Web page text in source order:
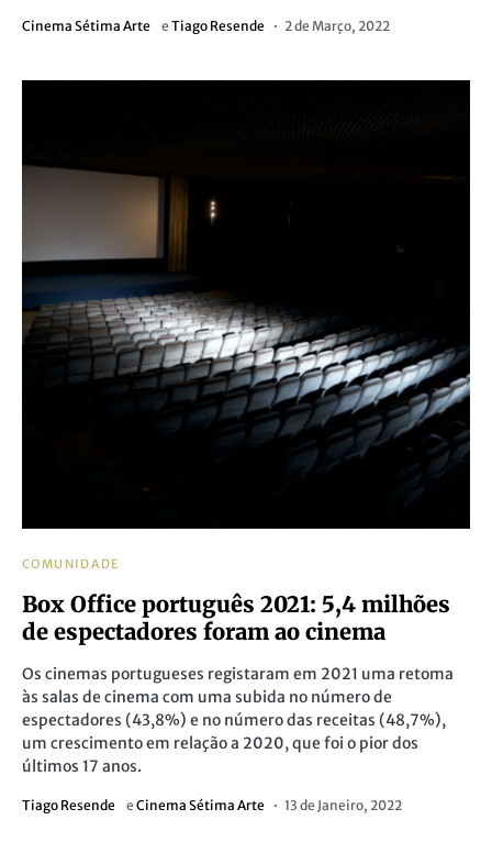
Cinema Sétima Arte e Tiago Resende 2 de Março, 2022
COMUNIDADE
Box Office português 2021: 5,4 milhões
de espectadores foram ao cinema
Os cinemas portugueses registaram em 2021 uma retoma
às salas de cinema com uma subida no número de
espectadores (43,8%) e no número das receitas (48,7%),
um crescimento em relação a 2020, que foi o pior dos
últimos 17 anos.
Tiago Resende e Cinema Sétima Arte 13 de Janeiro, 2022